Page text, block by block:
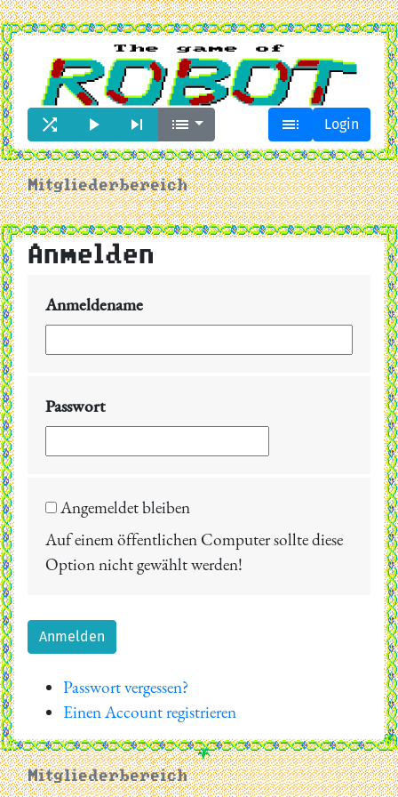
     Login
Mitgliederbereich
Anmelden
Anmeldename
Passwort
Angemeldet bleiben
Auf einem öffentlichen Computer sollte diese
Option nicht gewählt werden!
Anmelden
Passwort vergessen?
Einen Account registrieren
Mitgliederbereich